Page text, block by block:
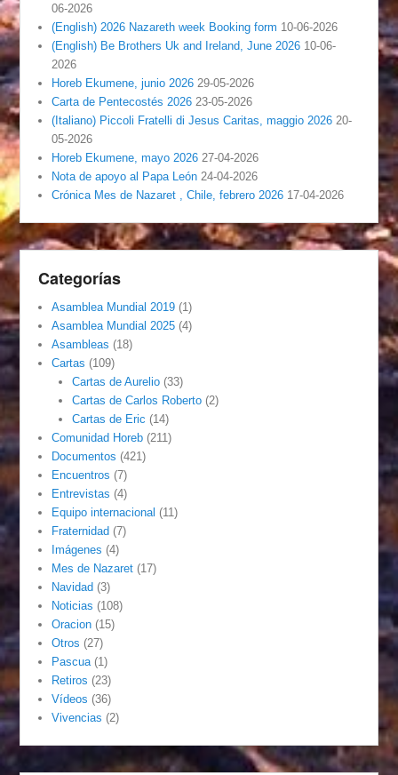
06-2026
(English) 2026 Nazareth week Booking form 10-06-2026
(English) Be Brothers Uk and Ireland, June 2026 10-06-
2026
Horeb Ekumene, junio 2026 29-05-2026
Carta de Pentecostés 2026 23-05-2026
(Italiano) Piccoli Fratelli di Jesus Caritas, maggio 2026 20-
05-2026
Horeb Ekumene, mayo 2026 27-04-2026
Nota de apoyo al Papa León 24-04-2026
Crónica Mes de Nazaret , Chile, febrero 2026 17-04-2026
Categorías
Asamblea Mundial 2019 (1)
Asamblea Mundial 2025 (4)
Asambleas (18)
Cartas (109)
Cartas de Aurelio(33)
Cartas de Carlos Roberto(2)
Cartas de Eric (14)
Comunidad Horeb (211)
Documentos (421)
Encuentros (7)
Entrevistas (4)
Equipo internacional (11)
Fraternidad (7)
Imágenes (4)
Mes de Nazaret (17)
Navidad (3)
Noticias (108)
Oracion (15)
Otros (27)
Pascua (1)
Retiros (23)
Vídeos (36)
Vivencias (2)